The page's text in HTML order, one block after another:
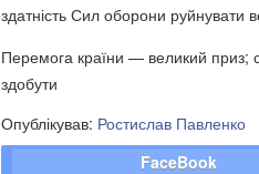
здатність Сил оборони руйнувати
Перемога країни — великий приз;
здобути
Опублікував: Ростислав Павленко
FaceBook